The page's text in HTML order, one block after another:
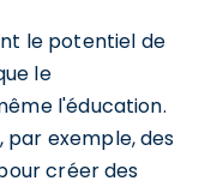
le potentiel de
le
l'éducation.
par exemple, des
créer des